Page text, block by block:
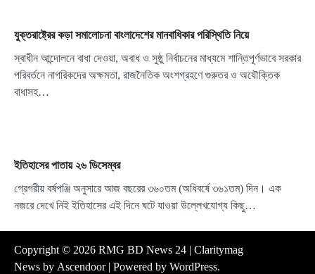
যুক্তরাষ্ট্রের কড়া সমালোচনা বাংলাদেশের মানবাধিকার পরিস্থিতি নিয়ে
স্বাধীন আন্দোলনে বাধা দেওয়া, অবাধ ও সুষ্ঠু নির্বাচনের মাধ্যমে শান্তিপূর্ণভাবে সরকার
পরিবর্তনে নাগরিকদের অক্ষমতা, রাজনৈতিক অংশগ্রহণে গুরুতর ও অযৌক্তিক
বাধাসহ…
ইতিহাসের পাতায় ২৬ ডিসেম্বর
গ্রেগরীয় বর্ষপঞ্জি অনুসারে আজ বছরের ৩৬০তম (অধিবর্ষে ৩৬১তম) দিন। এক
নজরে দেখে নিই ইতিহাসের এই দিনে ঘটে যাওয়া উল্লেখযোগ্য কিছু…
Copyright © 2026 RMG BD News 24 | Claritymag
News by Ascendoor| Powered by WordPress.